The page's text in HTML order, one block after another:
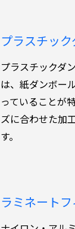
プラスチッ
プラスチックダ
は、紙ダンボー
っていることが
ズに合わせた加
す。
ラミネート